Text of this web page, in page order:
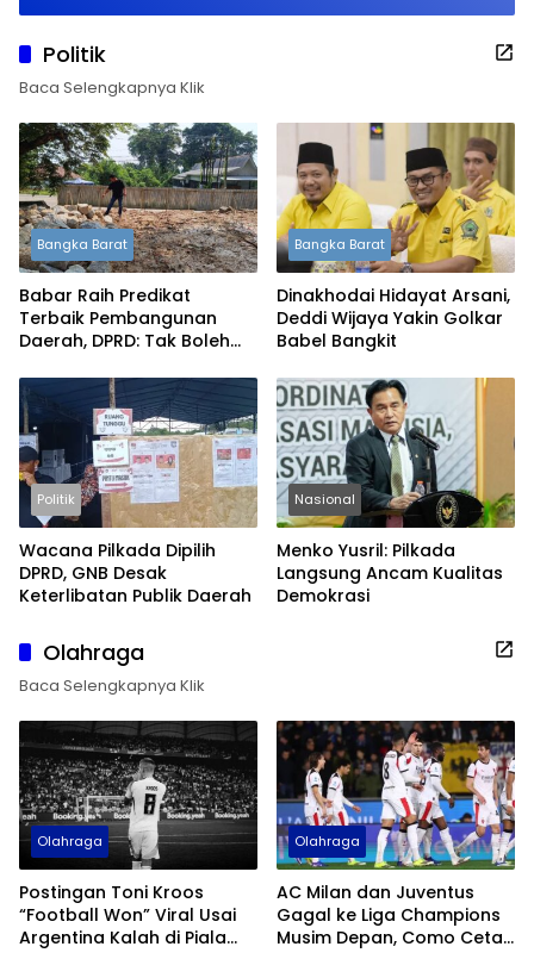
Politik
Baca Selengkapnya Klik
Bangka Barat
Babar Raih Predikat
Terbaik Pembangunan
Daerah, DPRD: Tak Boleh
Bangka Barat
Dinakhodai Hidayat Arsani,
Deddi Wijaya Yakin Golkar
Babel Bangkit
Politik
Wacana Pilkada Dipilih
DPRD, GNB Desak
Keterlibatan Publik Daerah
Nasional
Menko Yusril: Pilkada
Langsung Ancam Kualitas
Demokrasi
Olahraga
Baca Selengkapnya Klik
Olahraga
Postingan Toni Kroos
“Football Won” Viral Usai
Argentina Kalah di Piala
Olahraga
AC Milan dan Juventus
Gagal ke Liga Champions
Musim Depan, Como Cetak